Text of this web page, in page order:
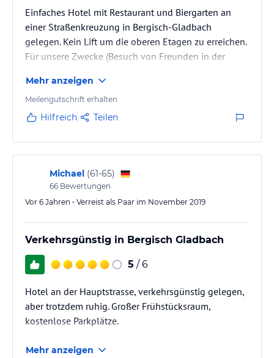
Einfaches Hotel mit Restaurant und Biergarten an
einer Straßenkreuzung in Bergisch-Gladbach
gelegen. Kein Lift um die oberen Etagen zu erreichen.
Für unsere Zwecke (Besuch von Freunden in der
Mehr anzeigen
Meilengutschrift erhalten
Hilfreich Teilen
Michael (61-65)
66 Bewertungen
Vor 6 Jahren • Verreist als Paar im November 2019
Verkehrsgünstig in Bergisch Gladbach
5 / 6
Hotel an der Hauptstrasse, verkehrsgünstig gelegen,
aber trotzdem ruhig. Großer Frühstücksraum,
kostenlose Parkplätze.
Mehr anzeigen